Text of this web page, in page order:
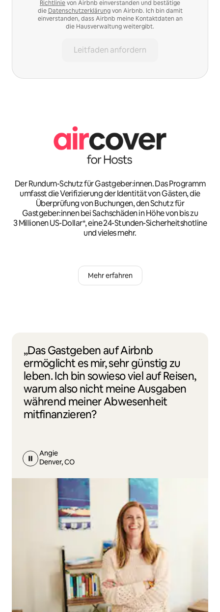
Richtlinievon Airbnb einverstanden und bestätige
die Datenschutzerklärungvon Airbnb. Ich bin damit
einverstanden, dass Airbnb meine Kontaktdaten an
die Hausverwaltung weitergibt.
Leitfaden anfordern
Der Rundum-Schutz für Gastgeber:innen. Das Programm
umfasst die Verifizierung der Identität von Gästen, die
Überprüfung von Buchungen, den Schutz für
Gastgeber:innen bei Sachschäden in Höhe von bis zu
3 Millionen US-Dollar*, eine 24-Stunden-Sicherheitshotline
und vieles mehr.
Mehr erfahren
„Das Gastgeben auf Airbnb
ermöglicht es mir, sehr günstig zu
leben. Ich bin sowieso viel auf Reisen,
warum also nicht meine Ausgaben
während meiner Abwesenheit
mitfinanzieren?
Angie
Denver, CO